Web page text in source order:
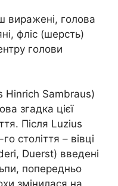
виражені, голова
фліс (шерсть)
голови
Hinrich Sambraus)
згадка цієї
Після Luzius
століття – вівці
Duerst) введені
попередньо